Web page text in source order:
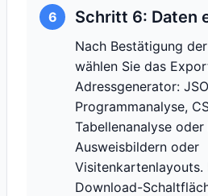
6 Schritt 6: Daten
Nach Bestätigung
wählen Sie das
Adressgenerator:
Programmanalyse,
Tabellenanalyse
Ausweisbildern oder
Visitenkartenlayouts.
Download-